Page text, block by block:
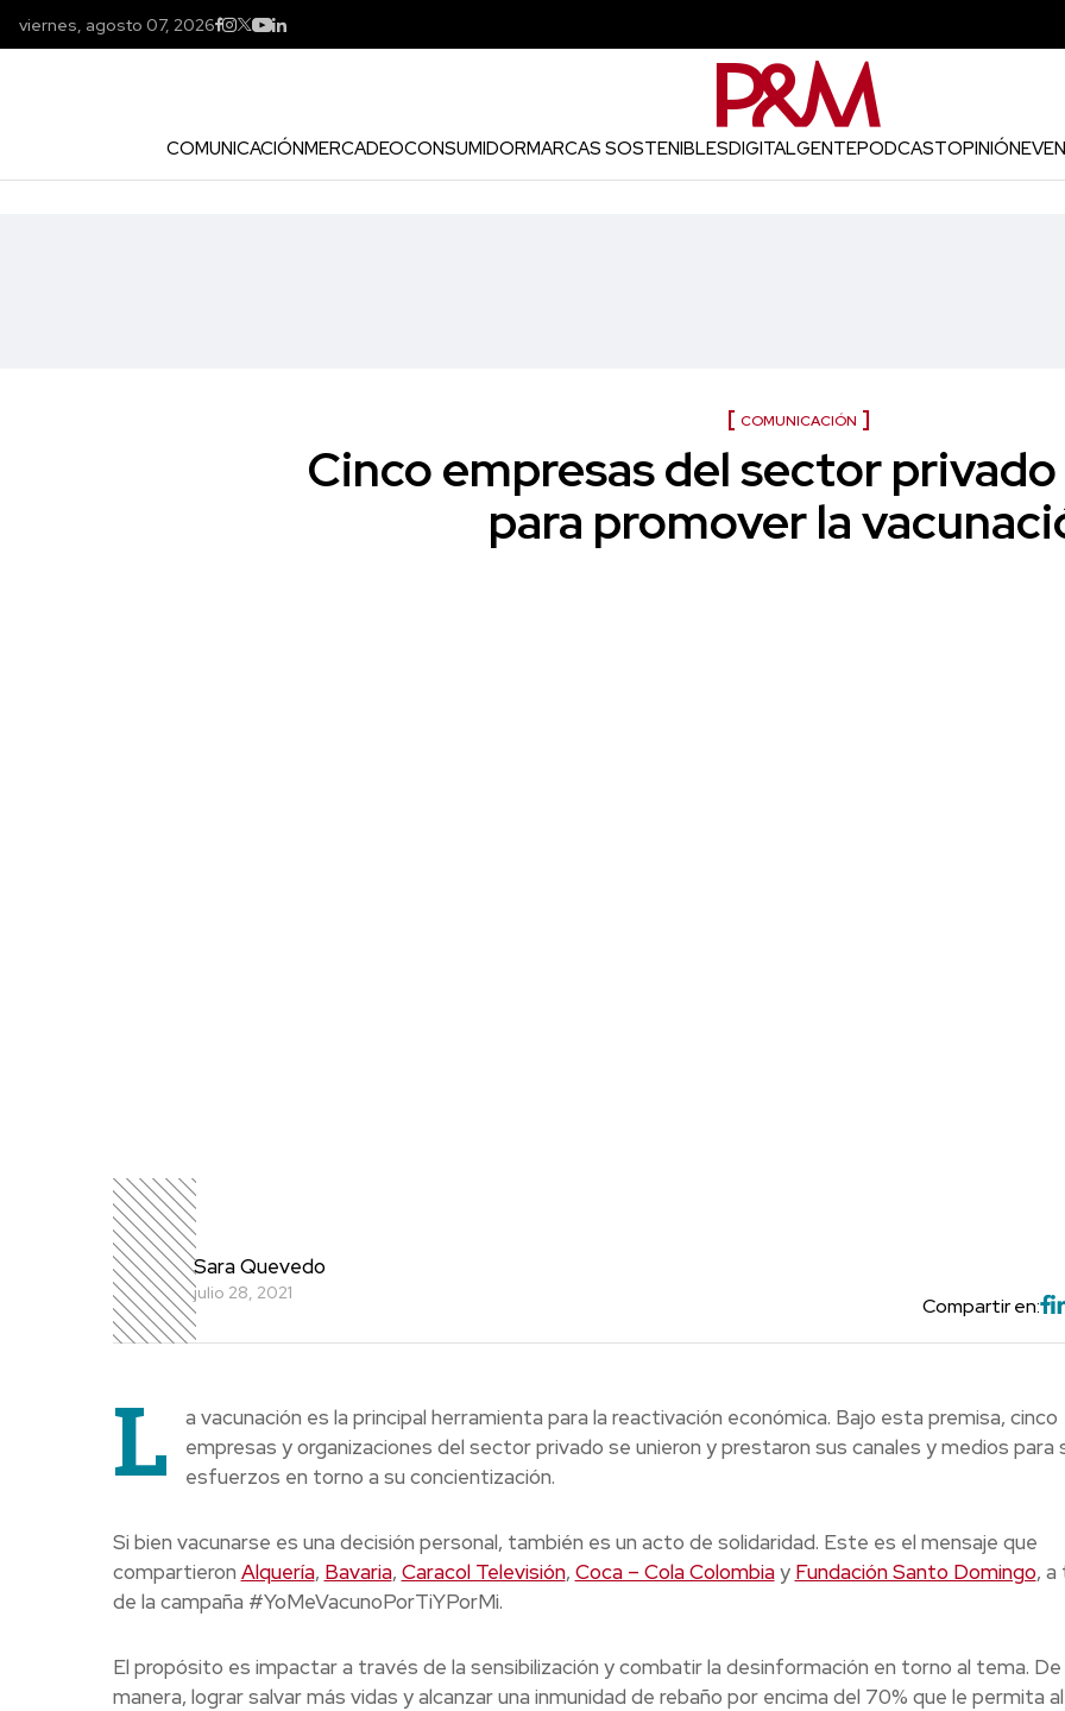
viernes, agosto 07, 2026
COMUNICACIÓNMERCADEOCONSUMIDORMARCAS SOSTENIBLESDIGITALGENTEPODCASTOPINIÓN
COMUNICACIÓN
Cinco empresas del sector
para promover la
Sara Quevedo
julio 28, 2021
Compartir en:
L
a vacunación es la principal herramienta para la reactivación económica. Bajo esta premisa, cinco
empresas y organizaciones del sector privado se unieron y prestaron sus canales y medios para
esfuerzos en torno a su concientización.
Si bien vacunarse es una decisión personal, también es un acto de solidaridad. Este es el mensaje que
compartieron Alquería, Bavaria, Caracol Televisión, Coca – Cola Colombiay Fundación Santo Domingo, a
de la campaña #YoMeVacunoPorTiYPorMi.
El propósito es impactar a través de la sensibilización y combatir la desinformación en torno al tema.
manera, lograr salvar más vidas y alcanzar una inmunidad de rebaño por encima del 70% que le permita